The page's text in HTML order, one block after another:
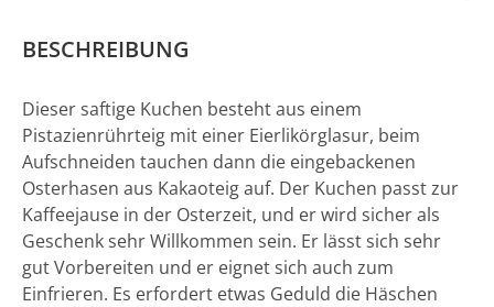
BESCHREIBUNG
Dieser saftige Kuchen besteht aus einem
Pistazienrührteig mit einer Eierlikörglasur, beim
Aufschneiden tauchen dann die eingebackenen
Osterhasen aus Kakaoteig auf. Der Kuchen passt zur
Kaffeejause in der Osterzeit, und er wird sicher als
Geschenk sehr Willkommen sein. Er lässt sich sehr
gut Vorbereiten und er eignet sich auch zum
Einfrieren. Es erfordert etwas Geduld die Häschen